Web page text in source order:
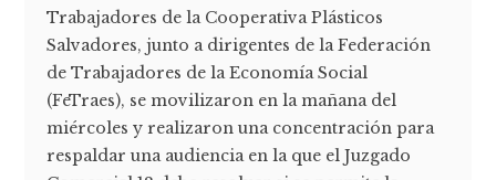
Trabajadores de la Cooperativa Plásticos
Salvadores, junto a dirigentes de la Federación
de Trabajadores de la Economía Social
(FeTraes), se movilizaron en la mañana del
miércoles y realizaron una concentración para
respaldar una audiencia en la que el Juzgado